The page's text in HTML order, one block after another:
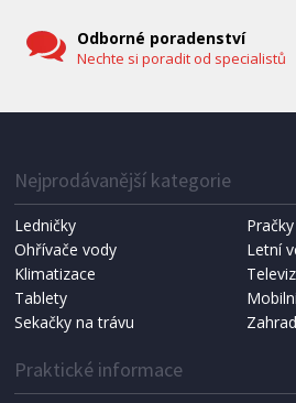
Odborné poradenství
Nechte si poradit od specialistů
Nejprodávanější kategorie
Ledničky
Pračky
Ohřívače vody
Letní
Klimatizace
Tablety
Sekačky na trávu
Praktické informace